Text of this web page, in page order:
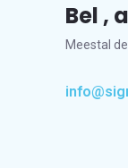
Bel ,
Meestal